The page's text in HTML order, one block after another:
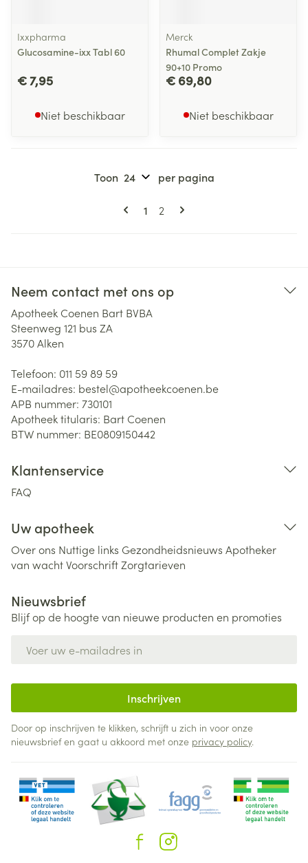
Ixxpharma
Glucosamine-ixx Tabl 60
€ 7,95
Niet beschikbaar
Merck
Rhumal Complet Zakje
90+10 Promo
€ 69,80
Niet beschikbaar
Pagina's
U lees momenteel pagina
1 Pagina
2
Toon per pagina
Neem contact met ons op
Apotheek Coenen Bart BVBA
Steenweg 121 bus ZA
3570Alken
Telefoon: 011 59 89 59
E-mailadres: bestel@apotheekcoenen.be
APB nummer: 730101
Apotheek titularis: Bart Coenen
BTW nummer: BE0809150442
Klantenservice
FAQ
Uw apotheek
Over ons Nuttige links Gezondheidsnieuws Apotheker
van wachtVoorschriftZorgtarieven
Nieuwsbrief
Blijf op de hoogte van nieuwe producten en promoties
Inschrijven
Door op inschrijven te klikken, schrijft u zich in voor onze
nieuwsbrief en gaat u akkoord met onze privacy policy.